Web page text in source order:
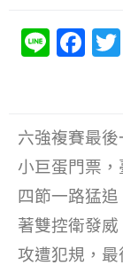
Li F
e
b
o
o
k
六強複賽最
小巨蛋門票
四節一路猛
著雙控衛發
攻遭犯規，